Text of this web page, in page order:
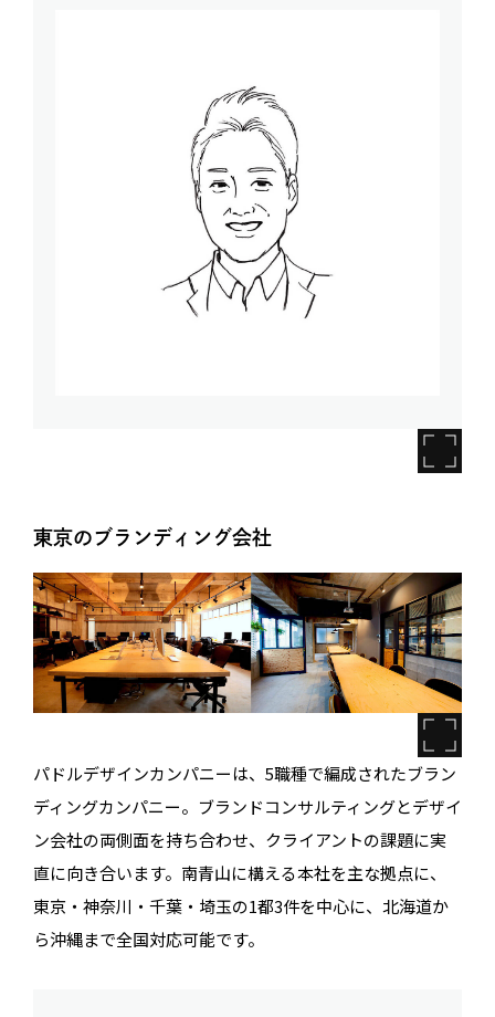
東京のブランディング会社
パドルデザインカンパニーは、5職種で編成されたブラン
ディングカンパニー。ブランドコンサルティングとデザイ
ン会社の両側面を持ち合わせ、クライアントの課題に実
直に向き合います。南青山に構える本社を主な拠点に、
東京・神奈川・千葉・埼玉の1都3件を中心に、北海道か
ら沖縄まで全国対応可能です。